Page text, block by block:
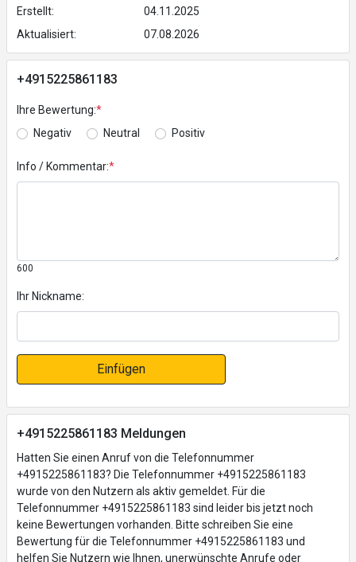
Erstellt:
04.11.2025
Aktualisiert:
07.08.2026
+4915225861183
Ihre Bewertung:*
Negativ
Neutral Positiv
Info / Kommentar:*
600
Ihr Nickname:
Einfügen
+4915225861183 Meldungen
Hatten Sie einen Anruf von die Telefonnummer
+4915225861183? Die Telefonnummer +4915225861183
wurde von den Nutzern als aktiv gemeldet. Für die
Telefonnummer +4915225861183 sind leider bis jetzt noch
keine Bewertungen vorhanden. Bitte schreiben Sie eine
Bewertung für die Telefonnummer +4915225861183 und
helfen Sie Nutzern wie Ihnen, unerwünschte Anrufe oder